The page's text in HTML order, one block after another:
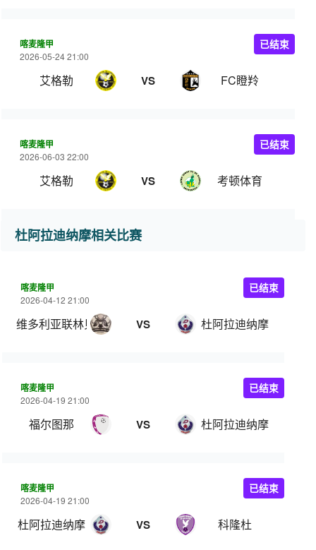
喀麦隆甲
2026-05-24 21:00
艾格勒 VS FC瞪羚
已结束
喀麦隆甲
2026-06-03 22:00
艾格勒 VS 考顿体育
已结束
杜阿拉迪纳摩相关比赛
喀麦隆甲
2026-04-12 21:00
维多利亚联林贝 VS 杜阿拉迪纳摩
已结束
喀麦隆甲
2026-04-19 21:00
福尔图那 VS 杜阿拉迪纳摩
已结束
喀麦隆甲
2026-04-19 21:00
杜阿拉迪纳摩 VS 科隆杜
已结束